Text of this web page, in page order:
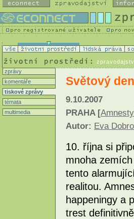
zprávy
komentáře
tiskové zprávy
témata
multimedia
Světový
9.10.2007
PRAHA [
Autor: Eva
10. října si
mnoha
tento
realitou.
happeningy a
trest